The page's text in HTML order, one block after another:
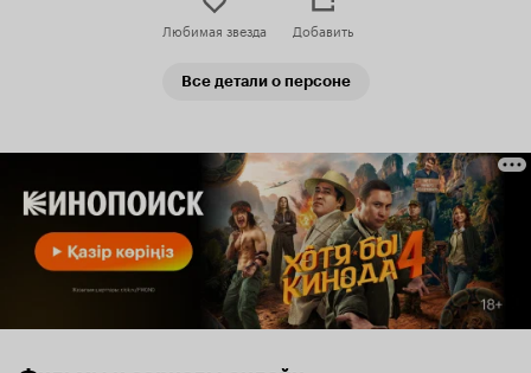
Любимая звезда Добавить
Все детали о персоне